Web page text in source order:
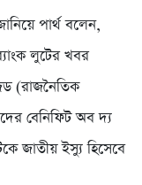
পার্থ বলেন,
লুটের খবর
(রাজনৈতিক
বেনিফিট অব দ্য
জাতীয় ইস্যু হিসেবে